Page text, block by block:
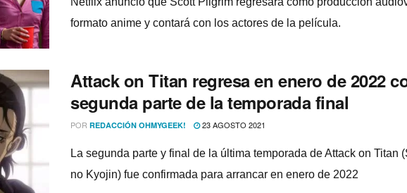
formato anime y contará con los actores de la película.
Attack on Titan regresa en enero de 2022
segunda parte de la temporada final
POR REDACCIÓN OHMYGEEK! 23 AGOSTO 2021
La segunda parte y final de la última temporada de Attack on Titan
no Kyojin) fue confirmada para arrancar en enero de 2022